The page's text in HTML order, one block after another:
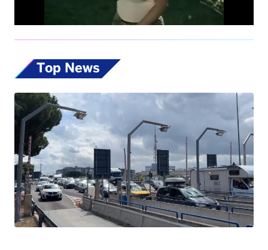
Top News